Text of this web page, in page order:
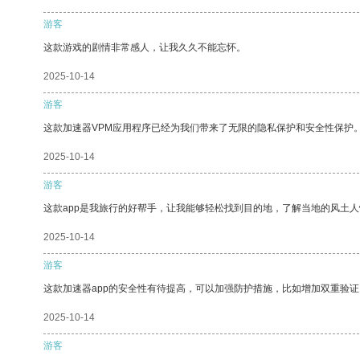
游客
这款游戏的剧情非常感人，让我久久不能忘怀。
2025-10-14
游客
这款加速器VPM应用程序已经为我们带来了无限的隐私保护和安全性保护。
2025-10-14
游客
这款app是我旅行的好帮手，让我能够轻松找到目的地，了解当地的风土人
2025-10-14
游客
这款加速器app的安全性有待提高，可以加强防护措施，比如增加双重验证
2025-10-14
游客